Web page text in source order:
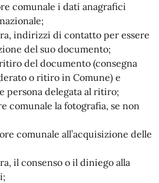
comunale i dati anagrafici
indirizzi di contatto per essere
del suo documento;
del documento (consegna
o ritiro in Comune) e
persona delegata al ritiro;
comunale la fotografia, se non
comunale all’acquisizione delle
il consenso o il diniego alla